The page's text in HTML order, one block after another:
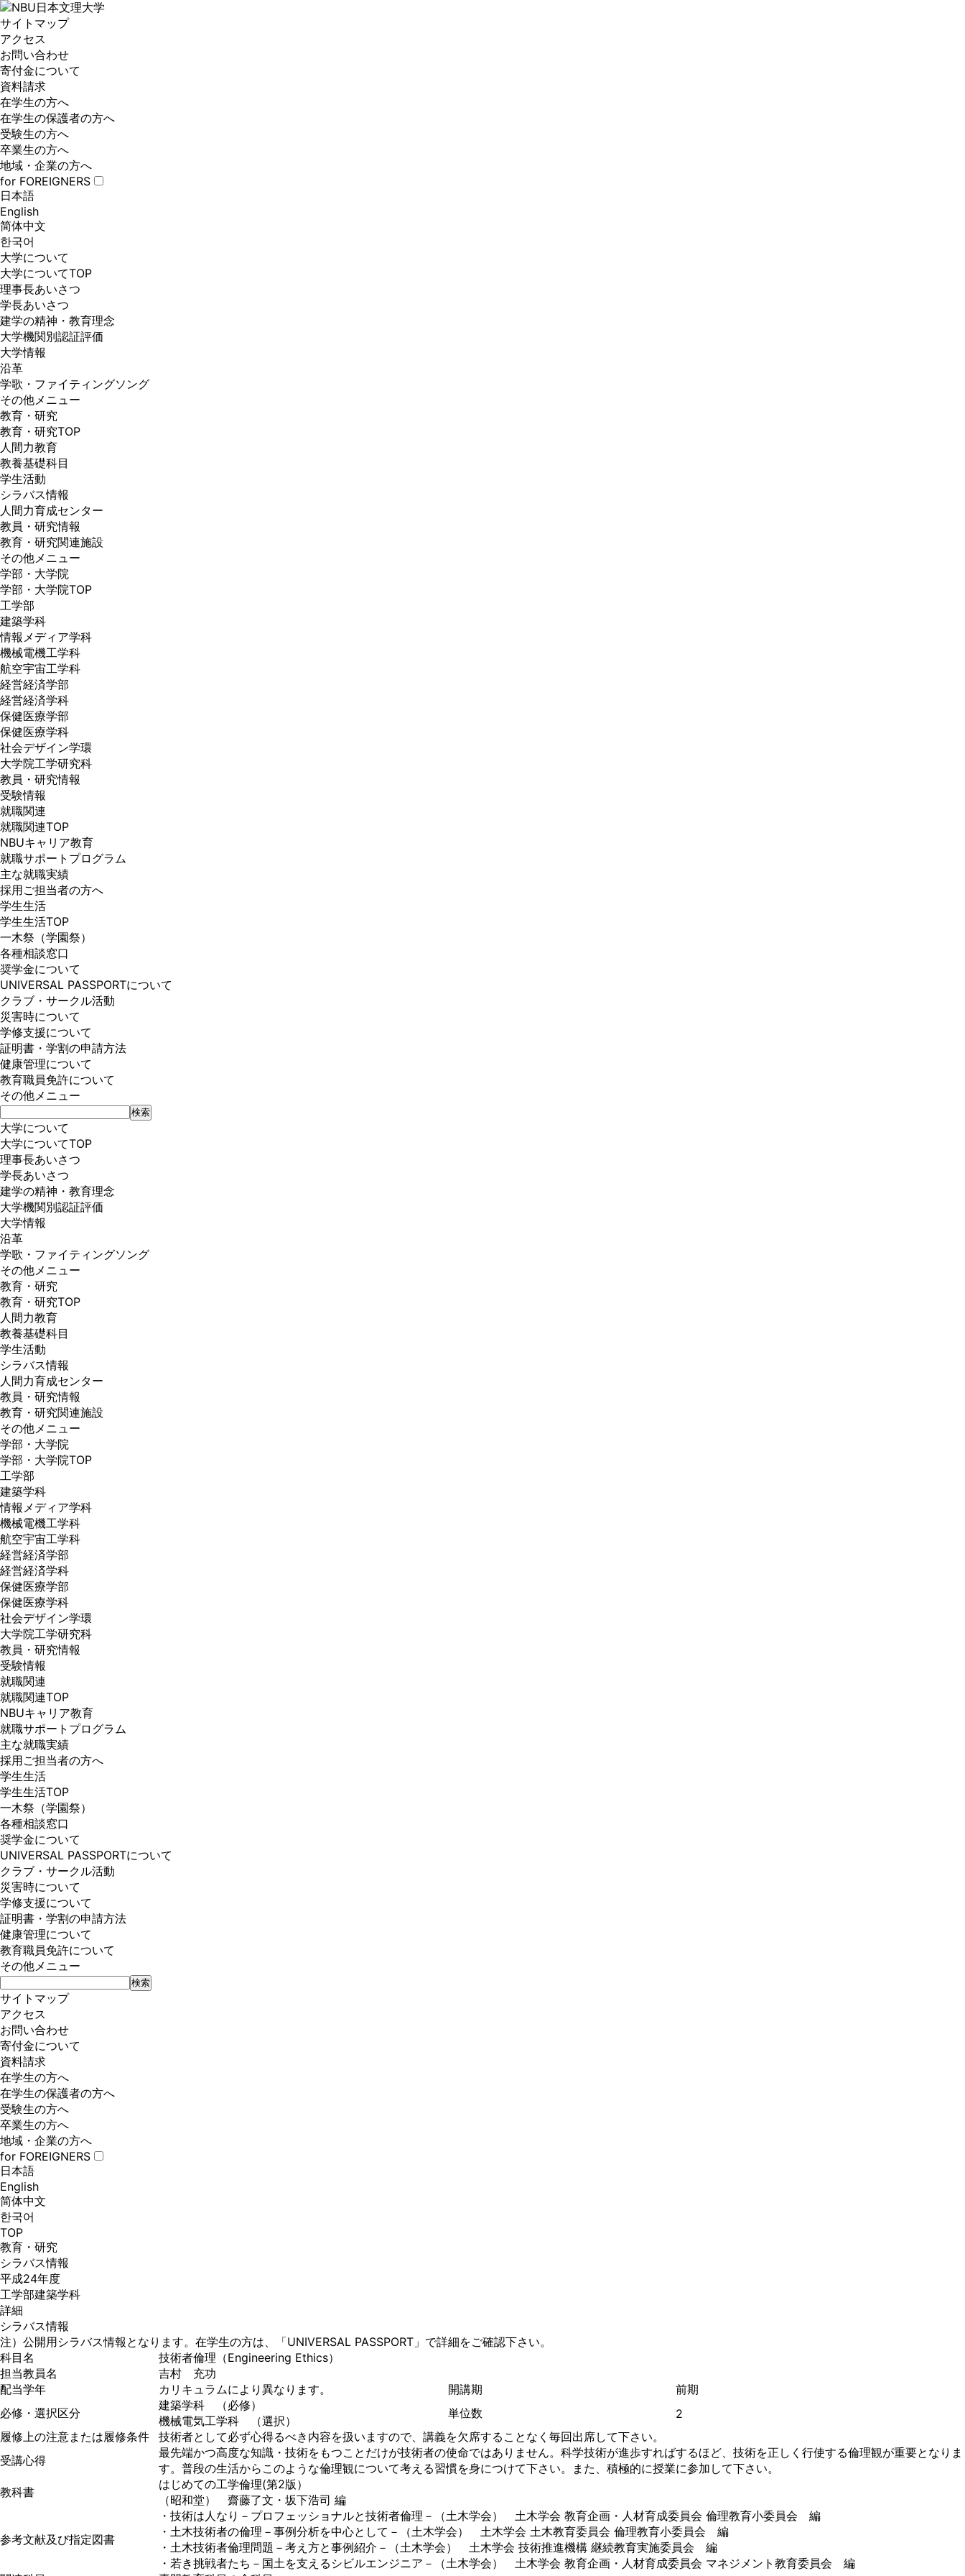
サイトマップ
アクセス
お問い合わせ
寄付金について
資料請求
在学生の方へ
在学生の保護者の方へ
受験生の方へ
卒業生の方へ
地域・企業の方へ
for FOREIGNERS
日本語
English
简体中文
한국어
大学について
大学についてTOP
理事長あいさつ
学長あいさつ
建学の精神・教育理念
大学機関別認証評価
大学情報
沿革
学歌・ファイティングソング
その他メニュー
教育・研究
教育・研究TOP
人間力教育
教養基礎科目
学生活動
シラバス情報
人間力育成センター
教員・研究情報
教育・研究関連施設
その他メニュー
学部・大学院
学部・大学院TOP
工学部
建築学科
情報メディア学科
機械電機工学科
航空宇宙工学科
経営経済学部
経営経済学科
保健医療学部
保健医療学科
社会デザイン学環
大学院工学研究科
教員・研究情報
受験情報
就職関連
就職関連TOP
NBUキャリア教育
就職サポートプログラム
主な就職実績
採用ご担当者の方へ
学生生活
学生生活TOP
一木祭（学園祭）
各種相談窓口
奨学金について
UNIVERSAL PASSPORTについて
クラブ・サークル活動
災害時について
学修支援について
証明書・学割の申請方法
健康管理について
教育職員免許について
その他メニュー
大学について
大学についてTOP
理事長あいさつ
学長あいさつ
建学の精神・教育理念
大学機関別認証評価
大学情報
沿革
学歌・ファイティングソング
その他メニュー
教育・研究
教育・研究TOP
人間力教育
教養基礎科目
学生活動
シラバス情報
人間力育成センター
教員・研究情報
教育・研究関連施設
その他メニュー
学部・大学院
学部・大学院TOP
工学部
建築学科
情報メディア学科
機械電機工学科
航空宇宙工学科
経営経済学部
経営経済学科
保健医療学部
保健医療学科
社会デザイン学環
大学院工学研究科
教員・研究情報
受験情報
就職関連
就職関連TOP
NBUキャリア教育
就職サポートプログラム
主な就職実績
採用ご担当者の方へ
学生生活
学生生活TOP
一木祭（学園祭）
各種相談窓口
奨学金について
UNIVERSAL PASSPORTについて
クラブ・サークル活動
災害時について
学修支援について
証明書・学割の申請方法
健康管理について
教育職員免許について
その他メニュー
サイトマップ
アクセス
お問い合わせ
寄付金について
資料請求
在学生の方へ
在学生の保護者の方へ
受験生の方へ
卒業生の方へ
地域・企業の方へ
for FOREIGNERS
日本語
English
简体中文
한국어
TOP
教育・研究
シラバス情報
平成24年度
工学部建築学科
詳細
シラバス情報
注）公開用シラバス情報となります。在学生の方は、「UNIVERSAL PASSPORT 」で詳細をご確認下さい。
科目名
技術者倫理（Engineering Ethics）
担当教員名
吉村 充功
配当学年
カリキュラムにより異なります。 開講期
前期
必修・選択区分
建築学科 （必修）
機械電気工学科 （選択）
単位数
2
履修上の注意または履修条件
技術者として必ず心得るべき内容を扱いますので、講義を欠席することなく毎回出席して下さい。
受講心得
最先端かつ高度な知識・技術をもつことだけが技術者の使命ではありません。科学技術が進歩すればするほど、技術を正しく行使する倫理観が重要となりま
す。普段の生活からこのような倫理観について考える習慣を身につけて下さい。また、積極的に授業に参加して下さい。
教科書
はじめての工学倫理(第2版）
（昭和堂） 齋藤了文・坂下浩司 編
参考文献及び指定図書
・技術は人なり－プロフェッショナルと技術者倫理－（土木学会） 土木学会 教育企画・人材育成委員会 倫理教育小委員会 編
・土木技術者の倫理－事例分析を中心として－（土木学会） 土木学会 土木教育委員会 倫理教育小委員会 編
・土木技術者倫理問題－考え方と事例紹介－（土木学会） 土木学会 技術推進機構 継続教育実施委員会 編
・若き挑戦者たち－国土を支えるシビルエンジニア－（土木学会） 土木学会 教育企画・人材育成委員会 マネジメント教育委員会 編